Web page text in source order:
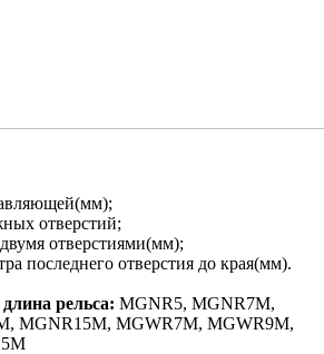
отверстий;
отверстиями(мм);
последнего отверстия до края(мм).
рельса: MGNR5, MGNR7M,
MGNR15M, MGWR7M, MGWR9M,